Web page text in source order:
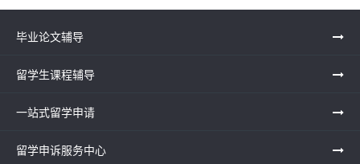
毕业论文辅导
留学生课程辅导
一站式留学申请
留学申诉服务中心